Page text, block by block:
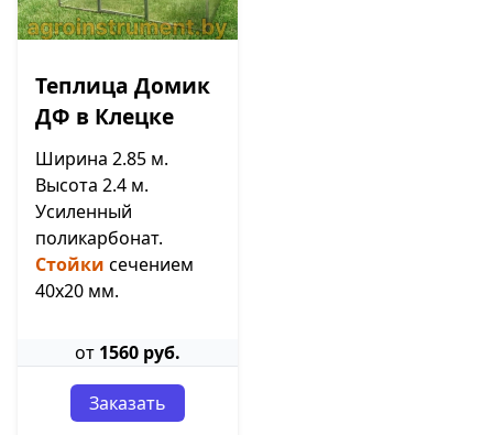
Теплица Домик
ДФ в Клецке
Ширина 2.85 м.
Высота 2.4 м.
Усиленный
поликарбонат.
Стойки сечением
40х20 мм.
от 1560 руб.
Заказать